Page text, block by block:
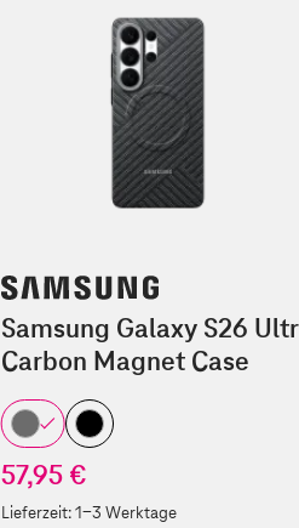
Samsung Galaxy S26
Carbon Magnet Case
57,95 €
Lieferzeit:1-3 Werktage